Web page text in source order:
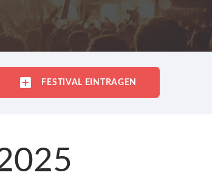
FESTIVAL EINTRAGEN